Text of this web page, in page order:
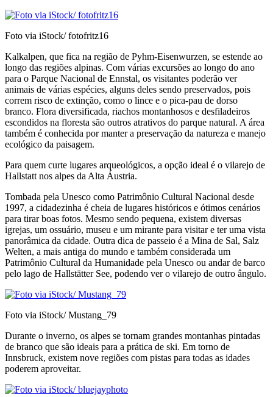
Foto via iStock/ fotofritz16
Kalkalpen, que fica na região de Pyhm-Eisenwurzen, se estende ao
longo das regiões alpinas. Com várias excursões ao longo do ano
para o Parque Nacional de Ennstal, os visitantes poderão ver
animais de várias espécies, alguns deles sendo preservados, pois
correm risco de extinção, como o lince e o pica-pau de dorso
branco. Flora diversificada, riachos montanhosos e desfiladeiros
escondidos na floresta são outros atrativos do parque natural. A área
também é conhecida por manter a preservação da natureza e manejo
ecológico da paisagem.
Para quem curte lugares arqueológicos, a opção ideal é o vilarejo de
Hallstatt nos alpes da Alta Áustria.
Tombada pela Unesco como Patrimônio Cultural Nacional desde
1997, a cidadezinha é cheia de lugares históricos e ótimos cenários
para tirar boas fotos. Mesmo sendo pequena, existem diversas
igrejas, um ossuário, museu e um mirante para visitar e ter uma vista
panorâmica da cidade. Outra dica de passeio é a Mina de Sal, Salz
Welten, a mais antiga do mundo e também considerada um
Patrimônio Cultural da Humanidade pela Unesco ou andar de barco
pelo lago de Hallstätter See, podendo ver o vilarejo de outro ângulo.
Foto via iStock/ Mustang_79
Durante o inverno, os alpes se tornam grandes montanhas pintadas
de branco que são ideais para a prática de ski. Em torno de
Innsbruck, existem nove regiões com pistas para todas as idades
poderem aproveitar.